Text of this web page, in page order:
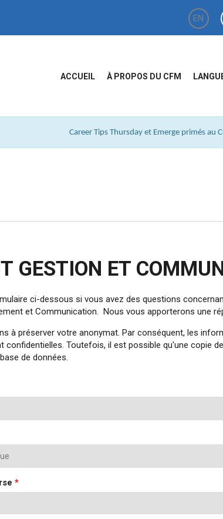
EN
ACCUEIL À PROPOS DU CFM
Career Tips Thursday et Emerge primés
GESTION ET
ci-dessous si vous avez des questions
et Communication. Nous vous apporterons une
à préserver votre anonymat. Par conséquent, les
confidentielles. Toutefois, il est possible qu'une copie
de données.
*